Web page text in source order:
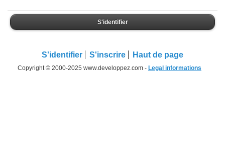
S'identifier
S'identifier S'inscrire Haut de page
Copyright © 2000-2025 www.developpez.com - Legal informations